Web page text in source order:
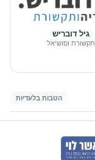
גיל דובריש
תקשורת וסושיאל
הטבות בלעדיות